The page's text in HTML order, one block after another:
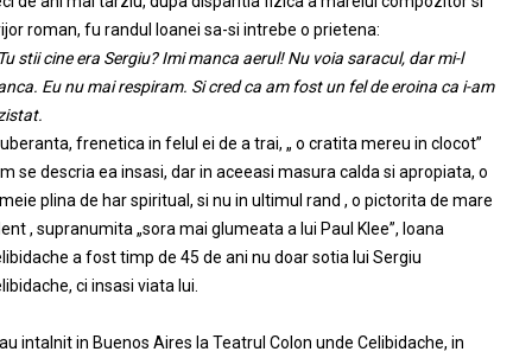
roman, fu randul Ioanei sa-si intrebe o prietena:
stii cine era Sergiu? Imi manca aerul! Nu voia saracul, dar mi-l
Eu nu mai respiram. Si cred ca am fost un fel de eroina ca i-am
frenetica in felul ei de a trai, „ o cratita mereu in clocot”
se descria ea insasi, dar in aceeasi masura calda si apropiata, o
plina de har spiritual, si nu in ultimul rand , o pictorita de mare
, supranumita „sora mai glumeata a lui Paul Klee”, Ioana
a fost timp de 45 de ani nu doar sotia lui Sergiu
ci insasi viata lui.
intalnit in Buenos Aires la Teatrul Colon unde Celibidache, in